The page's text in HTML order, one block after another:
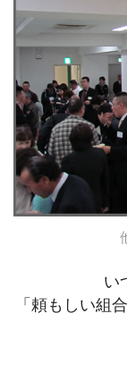
い
「頼もしい組